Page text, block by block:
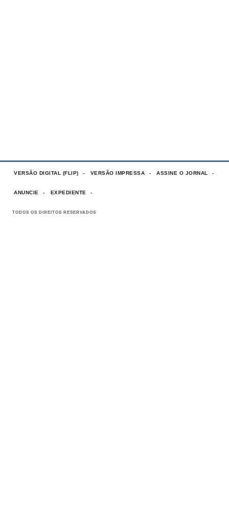
VERSÃO DIGITAL (FLIP) VERSÃO IMPRESSA ASSINE O JORNAL
ANUNCIE EXPEDIENTE
TODOS OS DIREITOS RESERVADOS